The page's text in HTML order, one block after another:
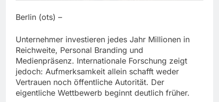
Berlin (ots) –
Unternehmer investieren jedes Jahr Millionen in
Reichweite, Personal Branding und
Medienpräsenz. Internationale Forschung zeigt
jedoch: Aufmerksamkeit allein schafft weder
Vertrauen noch öffentliche Autorität. Der
eigentliche Wettbewerb beginnt deutlich früher.